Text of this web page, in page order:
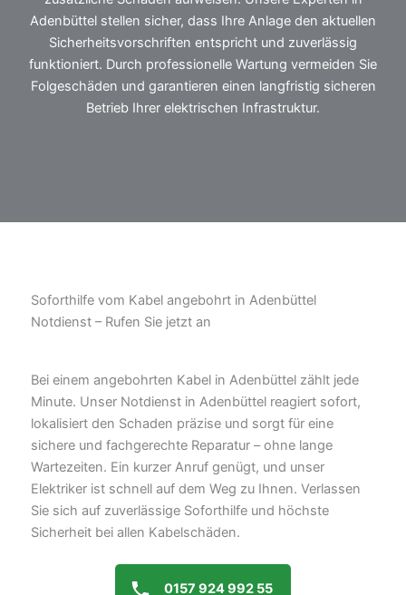
Adenbüttel stellen sicher, dass Ihre Anlage den aktuellen
Sicherheitsvorschriften entspricht und zuverlässig
funktioniert. Durch professionelle Wartung vermeiden Sie
Folgeschäden und garantieren einen langfristig sicheren
Betrieb Ihrer elektrischen Infrastruktur.
Soforthilfe vom Kabel angebohrt in Adenbüttel
Notdienst – Rufen Sie jetzt an
Bei einem angebohrten Kabel in Adenbüttel zählt jede
Minute. Unser Notdienst in Adenbüttel reagiert sofort,
lokalisiert den Schaden präzise und sorgt für eine
sichere und fachgerechte Reparatur – ohne lange
Wartezeiten. Ein kurzer Anruf genügt, und unser
Elektriker ist schnell auf dem Weg zu Ihnen. Verlassen
Sie sich auf zuverlässige Soforthilfe und höchste
Sicherheit bei allen Kabelschäden.
0157 924 992 55